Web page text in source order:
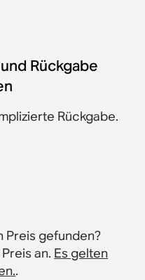
Rückgabe
Rückgabe.
Preis gefunden?
an. Es gelten
.